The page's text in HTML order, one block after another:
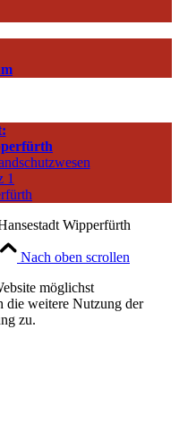
1
Wipperfürth
Nach oben scrollen
möglichst
die weitere Nutzung der
zu.